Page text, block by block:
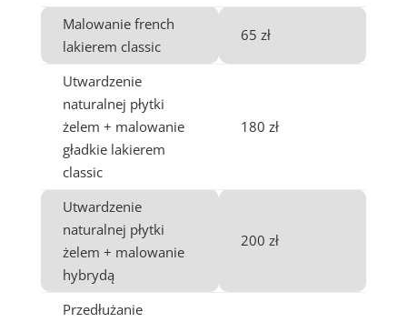
Malowanie french
lakierem classic
65 zł
Utwardzenie
naturalnej płytki
żelem + malowanie
gładkie lakierem
classic
180 zł
Utwardzenie
naturalnej płytki
żelem + malowanie
hybrydą
200 zł
Przedłużanie